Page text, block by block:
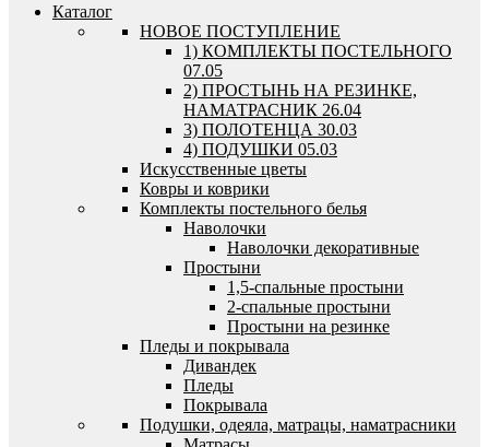
Каталог
HОВОЕ ПОСТУПЛЕНИЕ
1) КОМПЛЕКТЫ ПОСТЕЛЬНОГО
07.05
2) ПРОСТЫНЬ НА РЕЗИНКЕ,
НАМАТРАСНИК 26.04
3) ПОЛОТЕНЦА 30.03
4) ПОДУШКИ 05.03
Искусственные цветы
Ковры и коврики
Комплекты постельного белья
Наволочки
Наволочки декоративные
Простыни
1,5-спальные простыни
2-спальные простыни
Простыни на резинке
Пледы и покрывала
Дивандек
Пледы
Покрывала
Подушки, одеяла, матрацы, наматрасники